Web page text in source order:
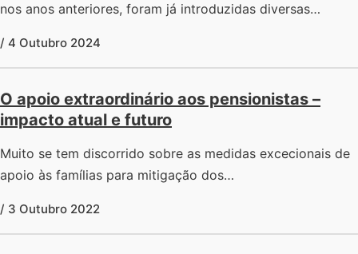
nos anos anteriores, foram já introduzidas diversas…
/ 4 Outubro 2024
O apoio extraordinário aos pensionistas –
impacto atual e futuro
Muito se tem discorrido sobre as medidas excecionais de
apoio às famílias para mitigação dos…
/ 3 Outubro 2022